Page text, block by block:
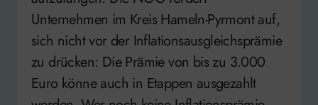
Unternehmen im Kreis Hameln-Pyrmont auf,
sich nicht vor der Inflationsausgleichsprämie
zu drücken: Die Prämie von bis zu 3.000
Euro könne auch in Etappen ausgezahlt